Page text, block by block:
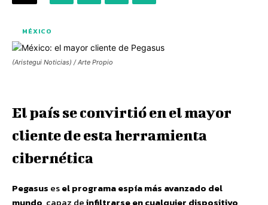
MÉXICO
(Aristegui Noticias) / Arte Propio
El país se convirtió en el mayor
cliente de esta herramienta
cibernética
Pegasus esel programa espía más avanzado del